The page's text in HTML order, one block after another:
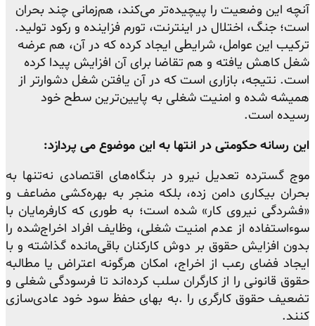
آنچه این وضعیت را پیچیده‌تر می‌کند، هم‌زمانی چند بحران
است؛ جنگ، اختلال در اینترنت، تورم فزاینده و رکود تولید.
ترکیب این عوامل، شرایطی ایجاد کرده که در آن، هم عرضه
شغل کاهش یافته و هم تقاضا برای آن افزایش پیدا کرده
است. نتیجه، بازاری است که در آن یافتن شغل دشوارتر از
همیشه شده و امنیت شغلی به پایین‌ترین سطح خود
رسیده است.
این رسانه حکومتی در انتها به این موضوع می پردازد:
موج گسترده تعدیل نیرو در بنگاه‌های اقتصادی نه‌تنها به
بحران بیکاری دامن زده، بلکه منجر به بهره‌کشی مضاعف و
«فشردگی نیروی کار» شده است؛ به طوری که کارفرمایان با
سوءاستفاده از عدم امنیت شغلی، وظایف افراد اخراج‌شده را
بدون افزایش حقوق بر دوش کارکنان باقی‌مانده گذاشته و با
ایجاد فضای رعب از اخراج، امکان هرگونه اعتراض یا مطالبه
حقوق قانونی را از کارگران سلب کرده‌اند تا فرسودگی شغلی و
تضعیف حقوق کارگری را .به بهای حفظ سود خود عادی‌سازی
کنند.